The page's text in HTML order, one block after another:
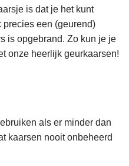
is dat je het kunt
precies een (geurend)
is opgebrand. Zo kun je je
onze heerlijk geurkaarsen!
als er minder dan
kaarsen nooit onbeheerd